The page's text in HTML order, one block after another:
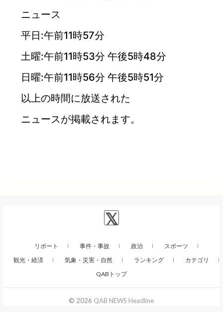
ニュース
平日:午前11時57分
土曜:午前11時53分 午後5時48分
日曜:午前11時56分 午後5時51分
以上の時間に放送された
ニュースが掲載されます。
リポート 事件・事故 政治
スポーツ
観光・経済
気象・災害・自然 ランキング
カテゴリ
QABトップ
© 2026 QAB NEWS Headline